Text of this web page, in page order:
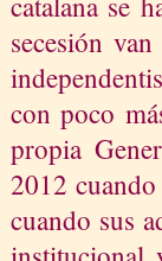
secesión
con poco
propia
2012
cuando sus